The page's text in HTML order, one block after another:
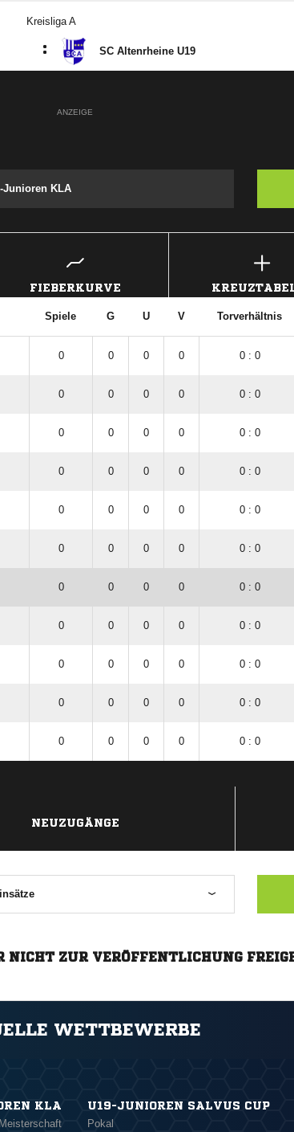
Kreisliga A
: SC Altenrheine U19
ANZEIGE
Junioren KLA
FIEBERKURVE
Spiele G U V Torverhältnis
0 0 0 0 0 : 0
0 0 0 0 0 : 0
0 0 0 0 0 : 0
0 0 0 0 0 : 0
0 0 0 0 0 : 0
0 0 0 0 0 : 0
0 0 0 0 0 : 0
0 0 0 0 0 : 0
0 0 0 0 0 : 0
0 0 0 0 0 : 0
0 0 0 0 0 : 0
NEUZUGÄNGE
ZUR VERÖFFENTLICHUNG
WETTBEWERBE
KLA
Meisterschaft
U19-JUNIOREN SALVUS CUP
Pokal